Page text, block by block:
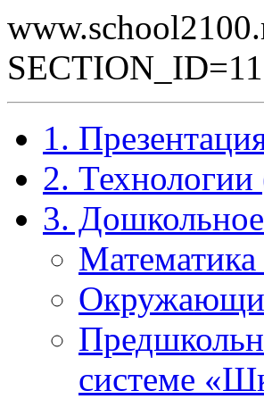
1.
2. Технологии
3.
системе